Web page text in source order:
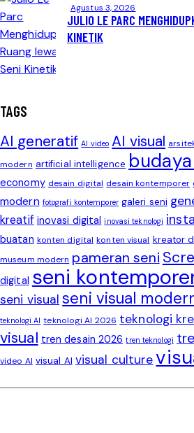
Agustus 3, 2026
JULIO LE PARC
KINETIK
TAGS
AI generatif AI video AI visual
modern artificial intelligence
economy desain digital desain kontemporer
modern fotografi kontemporer galeri seni
kreatif inovasi digital inovasi teknologi
buatan konten digital konten visual kreator
museum modern pameran seni
digital seni
seni visual seni visual
teknologi AI teknologi AI 2026 teknologi
visual tren desain 2026 tren teknologi
video AI visual AI visual culture